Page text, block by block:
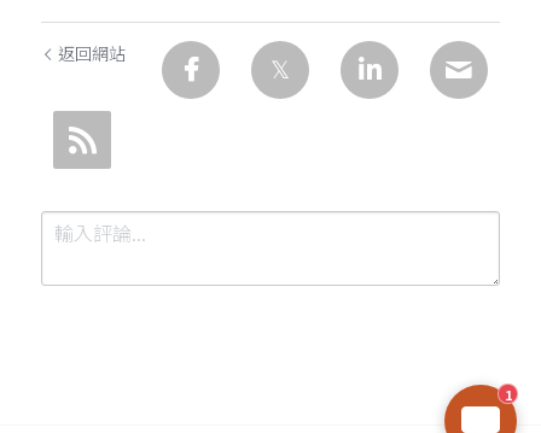
返回網站
1